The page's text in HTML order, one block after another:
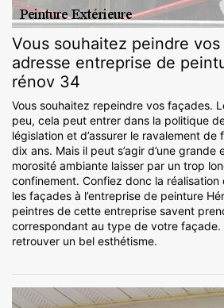
Vous souhaitez peindre
adresse entreprise de
rénov 34
Vous souhaitez repeindre vos façades.
peu, cela peut entrer dans la politique
législation et d’assurer le ravalement
dix ans. Mais il peut s’agir d’une grande
morosité ambiante laisser par un trop
confinement. Confiez donc la
les façades à l’entreprise de peinture
peintres de cette entreprise savent
correspondant au type de votre façade.
retrouver un bel esthétisme.